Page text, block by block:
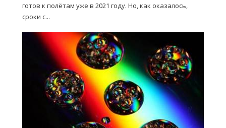
готов к полётам уже в 2021 году. Но, как оказалось,
сроки с...